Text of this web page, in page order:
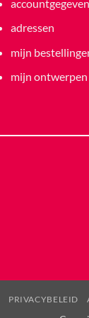
adressen
mijn
mijn ontwerpen
PRIVACYBELEID